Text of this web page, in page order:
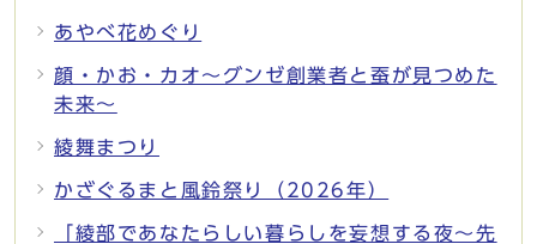
あやべ花めぐり
顔・かお・カオ～グンゼ創業者と蚕が見つめた
未来～
綾舞まつり
かざぐるまと風鈴祭り（2026年）
「綾部であなたらしい暮らしを妄想する夜～先